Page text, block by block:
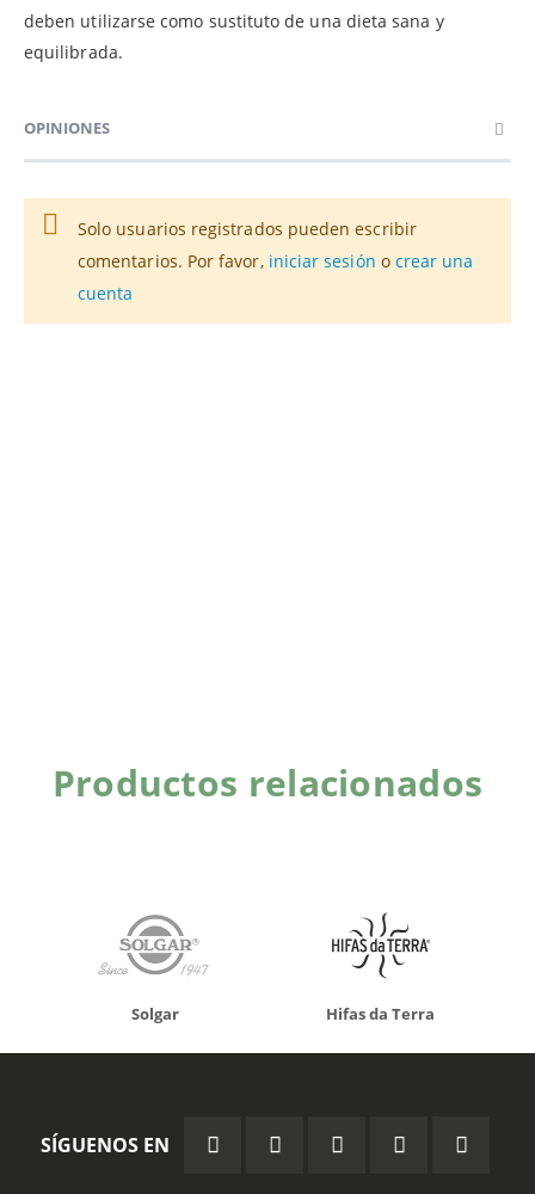
deben utilizarse como sustituto de una dieta sana y
equilibrada.
OPINIONES
Solo usuarios registrados pueden escribir
comentarios. Por favor, iniciar sesión o crear una
cuenta
Productos relacionados
Solgar Hifas da Terra
SÍGUENOS EN